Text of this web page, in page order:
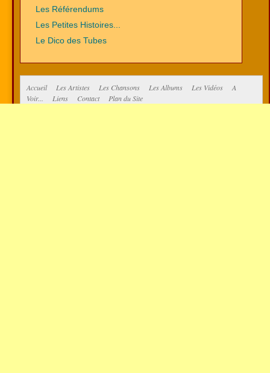
Les Référendums
Les Petites Histoires...
Le Dico des Tubes
Accueil Les Artistes Les Chansons Les Albums Les Vidéos
A
Voir...
Liens Contact Plan du Site